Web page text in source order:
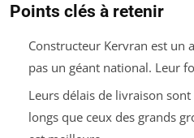
Points clés à retenir
Constructeur Kervran est un
pas un géant national. Leur
Leurs délais de livraison
longs que ceux des grands